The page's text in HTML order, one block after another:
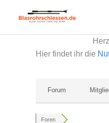
Hier findet ihr die
Forum
Foren